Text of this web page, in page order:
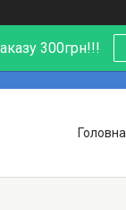
300грн!!!
Головна